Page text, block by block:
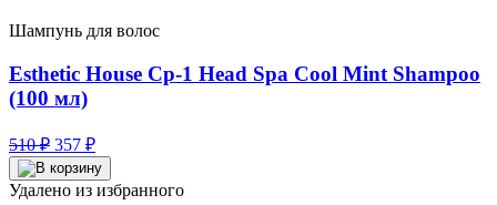
Шампунь для волос
Esthetic House Cp-1 Head Spa Cool Mint Shampoo
(100 мл)
510₽ Первоначальная
цена
составляла
357 ₽Текущая
цена:
357 ₽.
Удалено из избранного